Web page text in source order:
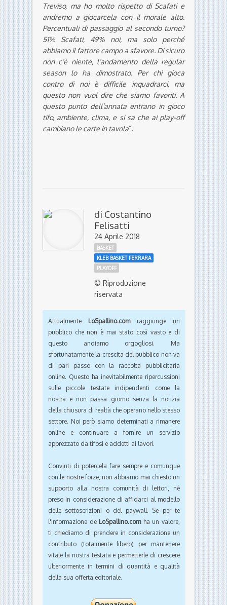
Treviso, ma ho molto rispetto di Scafati e
andremo a giocarcela con il morale alto.
Percentuali di passaggio al secondo turno?
51% Scafati, 49% noi, ma solo perché
abbiamo il fattore campo a sfavore. Di sicuro
non c’è niente, l’andamento della regular
season lo ha dimostrato. Per chi gioca
contro di noi è difficile inquadrarci, ma
questo non vuol dire che siamo favoriti. A
questo punto dell’annata entrano in gioco
tifo, ambiente, clima, e si sa che ai play-off
cambiano le carte in tavola“.
di Costantino
Felisatti
24 Aprile 2018
BASKET
KLEB BASKET FERRARA
PLAYOFF
© Riproduzione
riservata
Attualmente LoSpallino.comraggiunge un
pubblico che non è mai stato così vasto e di
questo andiamo orgogliosi. Ma
sfortunatamente la crescita del pubblico non va
di pari passo con la raccolta pubblicitaria
online. Questo ha inevitabilmente ripercussioni
sulle piccole testate indipendenti come la
nostra e non passa giorno senza la notizia
della chiusura di realtà che operano nello stesso
settore. Noi però siamo determinati a rimanere
online e continuare a fornire un servizio
apprezzato da tifosi e addetti ai lavori.
Convinti di potercela fare sempre e comunque
con le nostre forze, non abbiamo mai chiesto un
supporto alla nostra comunità di lettori, nè
preso in considerazione di affidarci al modello
delle sottoscrizioni o del paywall. Se per te
l'informazione de LoSpallino.comha un valore,
ti chiediamo di prendere in considerazione un
contributo (totalmente libero) per mantenere
vitale la nostra testata e permetterle di crescere
ulteriormente in termini di quantità e qualità
della sua offerta editoriale.